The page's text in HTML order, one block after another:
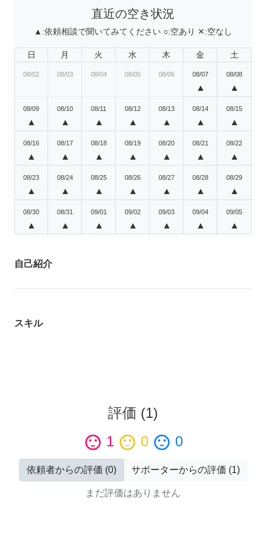
直近の空き状況
▲:依頼相談で聞いてみてください ○:空あり ✕:空なし
日 月 火 水 木 金 土
08/02 08/03 08/04 08/05 08/06 08/07
▲
08/08
▲
08/09
▲
08/10
▲
08/11
▲
08/12
▲
08/13
▲
08/14
▲
08/15
▲
08/16
▲
08/17
▲
08/18
▲
08/19
▲
08/20
▲
08/21
▲
08/22
▲
08/23
▲
08/24
▲
08/25
▲
08/26
▲
08/27
▲
08/28
▲
08/29
▲
08/30
▲
08/31
▲
09/01
▲
09/02
▲
09/03
▲
09/04
▲
09/05
▲
自己紹介
スキル
評価 (1)
sentiment_satisfied 1 sentiment_neutral 0 sentiment_dissatisfied 0
依頼者からの評価 (0) サポーターからの評価 (1)
まだ評価はありません